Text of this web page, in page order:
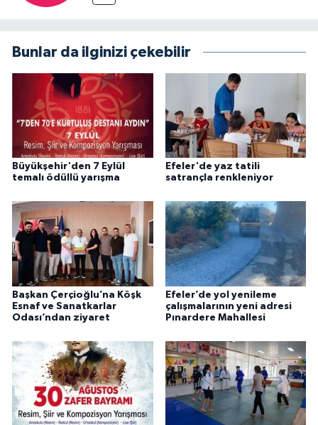
Bunlar da ilginizi çekebilir
Büyükşehir'den 7 Eylül
temalı ödüllü yarışma
Efeler'de yaz tatili
satrançla renkleniyor
Başkan Çerçioğlu’na Köşk
Esnaf ve Sanatkarlar
Odası’ndan ziyaret
Efeler’de yol yenileme
çalışmalarının yeni adresi
Pınardere Mahallesi